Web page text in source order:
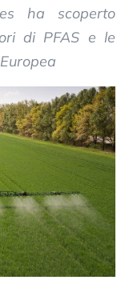
ha scoperto
di PFAS e le